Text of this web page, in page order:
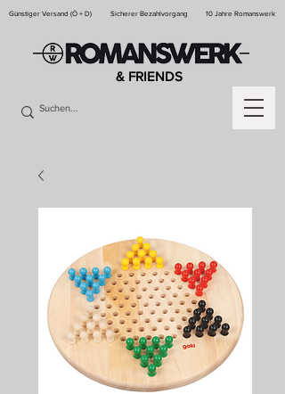
Günstiger Versand (Ö + D) Sicherer Bezahlvorgang 10 Jahre Romanswerk
& FRIENDS